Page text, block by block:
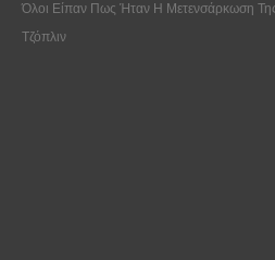
Όλοι Είπαν Πως Ήταν Η Μετενσάρκωση Της
Τζόπλιν